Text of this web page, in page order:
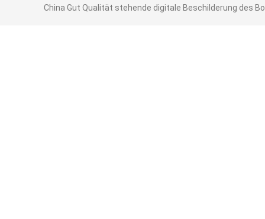
China Gut Qualität stehende digitale Beschilderung des